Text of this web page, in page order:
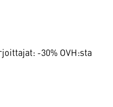
-30% OVH:sta